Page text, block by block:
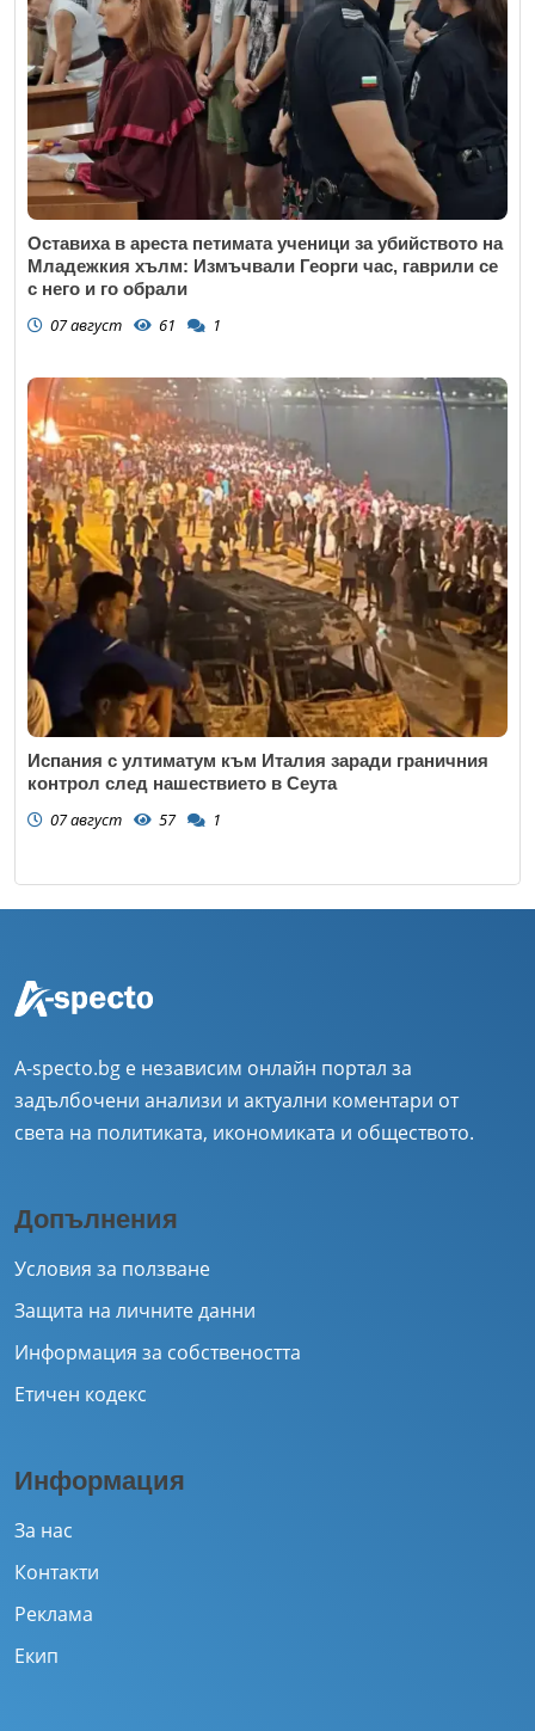
Оставиха в ареста петимата ученици за убийството на
Младежкия хълм: Измъчвали Георги час, гаврили се
с него и го обрали
07 август 61 1
Испания с ултиматум към Италия заради граничния
контрол след нашествието в Сеута
07 август 57 1
A-specto.bg е независим онлайн портал за
задълбочени анализи и актуални коментари от
света на политиката, икономиката и обществото.
Допълнения
Условия за ползване
Защита на личните данни
Информация за собствеността
Етичен кодекс
Информация
За нас
Контакти
Реклама
Екип